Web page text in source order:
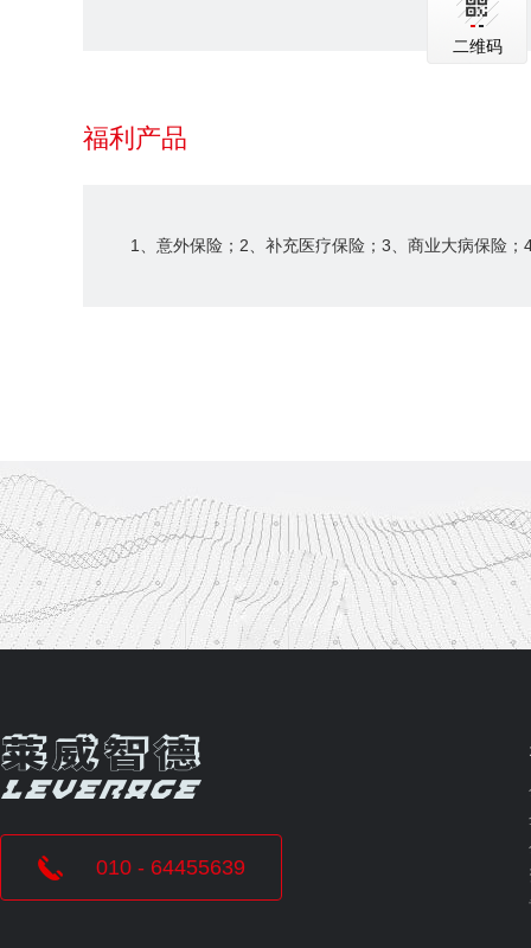
福利产品
1、意外保险；2、补充医疗保险；3、商业大病保险；
010 - 64455639
二维码